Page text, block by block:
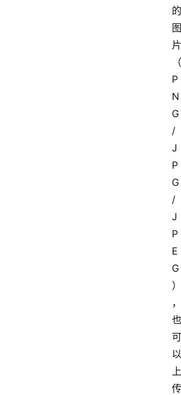
的
图
片
（
P
N
G
/
J
P
G
/
J
P
E
G
）
，
也
可
以
上
传